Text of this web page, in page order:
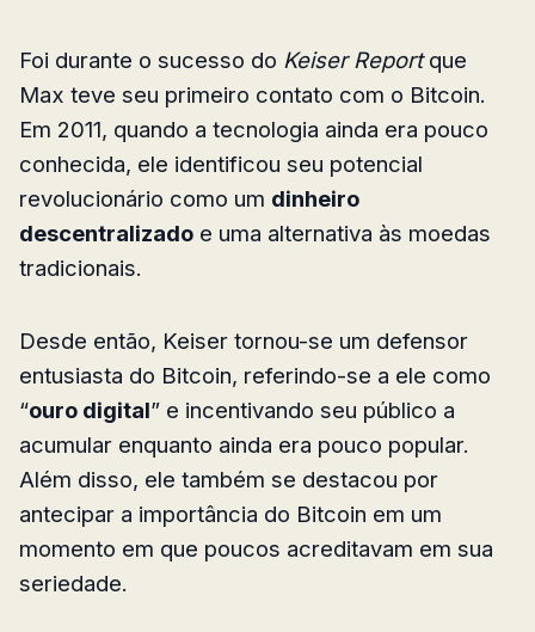
Foi durante o sucesso do Keiser Reportque
Max teve seu primeiro contato com o Bitcoin.
Em 2011, quando a tecnologia ainda era pouco
conhecida, ele identificou seu potencial
revolucionário como um dinheiro
descentralizado e uma alternativa às moedas
tradicionais.
Desde então, Keiser tornou-se um defensor
entusiasta do Bitcoin, referindo-se a ele como
“ouro digital” e incentivando seu público a
acumular enquanto ainda era pouco popular.
Além disso, ele também se destacou por
antecipar a importância do Bitcoin em um
momento em que poucos acreditavam em sua
seriedade.